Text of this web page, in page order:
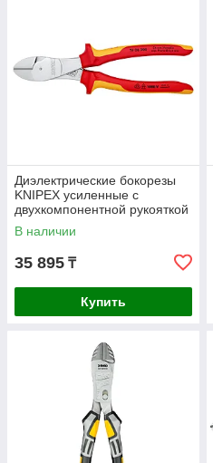
Диэлектрические бокорезы
KNIPEX усиленные с
двухкомпонентной рукояткой
200мм 7406200
В наличии
35 895 ₸
Купить